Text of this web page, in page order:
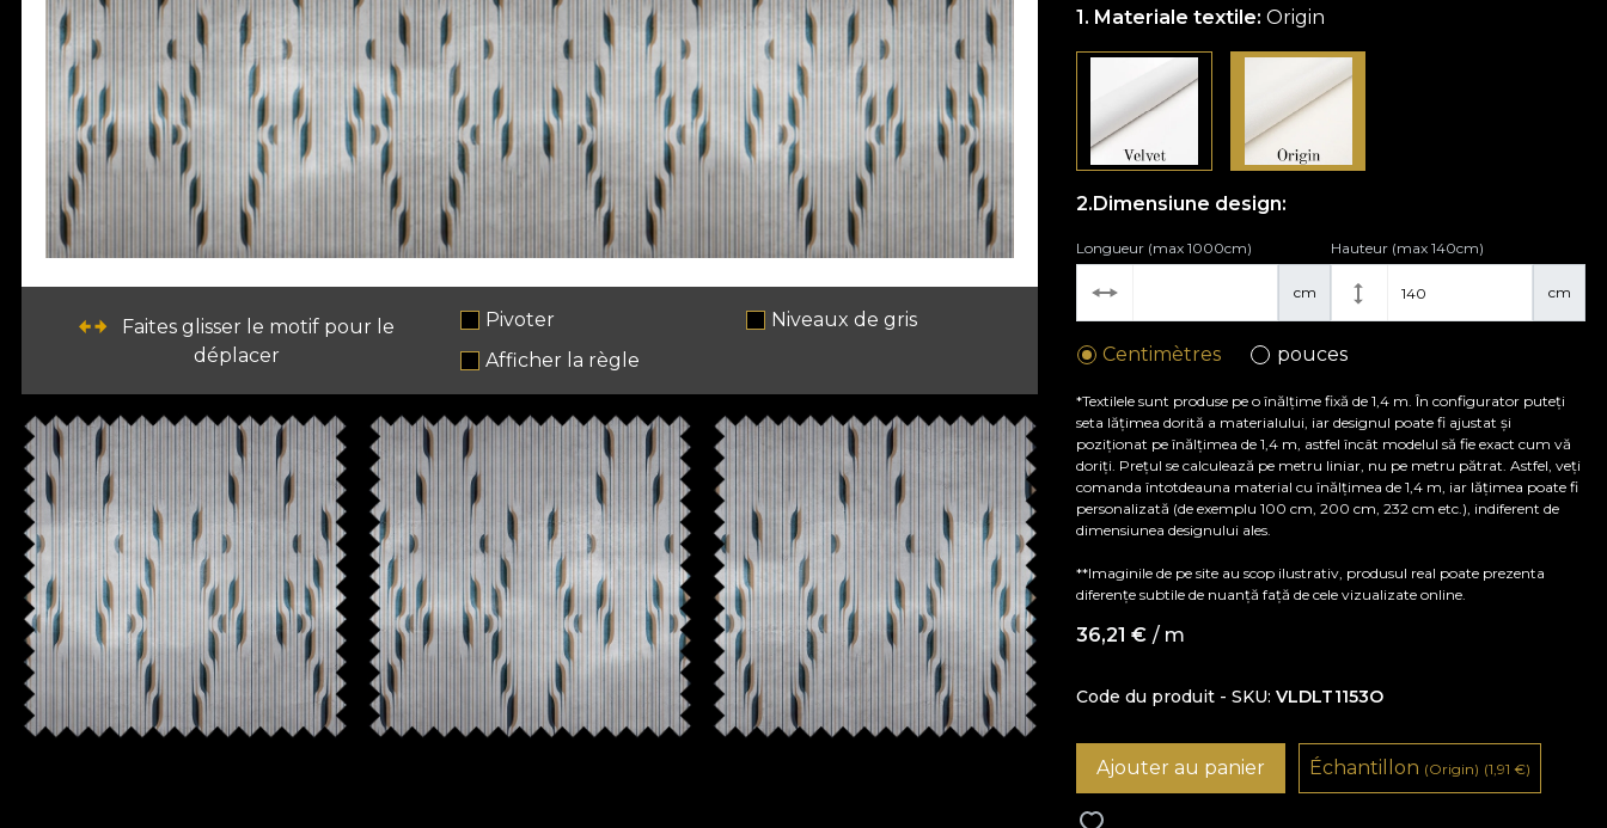
Faites glisser le motif pour le
déplacer
Pivoter
Niveaux de gris
Afficher la règle
Materiale textile:Origin
Dimensiune design:
cm
Longueur (max 1000cm)
cm
Hauteur (max 140cm)
Centimètres pouces
*Textilele sunt produse pe o înălțime fixă de 1,4 m. În configurator puteți
seta lățimea dorită a materialului, iar designul poate fi ajustat și
poziționat pe înălțimea de 1,4 m, astfel încât modelul să fie exact cum vă
doriți. Prețul se calculează pe metru liniar, nu pe metru pătrat. Astfel, veți
comanda întotdeauna material cu înălțimea de 1,4 m, iar lățimea poate fi
personalizată (de exemplu 100 cm, 200 cm, 232 cm etc.), indiferent de
dimensiunea designului ales.
**Imaginile de pe site au scop ilustrativ, produsul real poate prezenta
diferențe subtile de nuanță față de cele vizualizate online.
36,21€ / m
Code du produit - SKU VLDLT1153O
Ajouter au panier Échantillon (Origin) (1,91€)